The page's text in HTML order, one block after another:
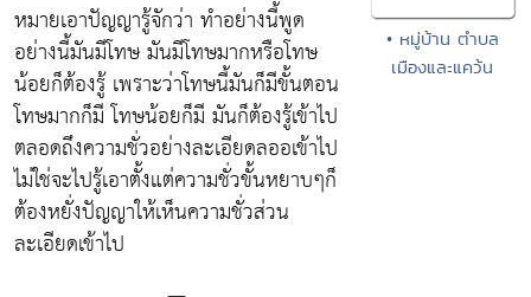
หมายเอาปัญญารู้จักว่า ทำอย่างนี้พูด
อย่างนี้มันมีโทษ มันมีโทษมากหรือโทษ
น้อยก็ต้องรู้ เพราะว่าโทษนี้มันก็มีขั้นตอน
โทษมากก็มี โทษน้อยก็มี มันก็ต้องรู้เข้าไป
ตลอดถึงความชั่วอย่างละเอียดลออเข้าไป
ไม่ใช่จะไปรู้เอาตั้งแต่ความชั่วขั้นหยาบๆก็
ต้องหยั่งปัญญาให้เห็นความชั่วส่วน
ละเอียดเข้าไป
• หมู่บ้าน ตำบล
เมืองและแคว้น